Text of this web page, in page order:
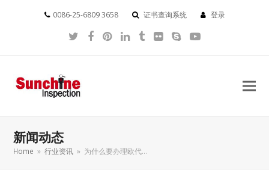
0086-25-6809 3658 证书查询系统 登录
Twitter
Facebook
Pinterest
LinkedIn
Tumblr
FlickrSkypeYouTube
新闻动态
Home » 行业资讯 » 为什么要办理欧代…